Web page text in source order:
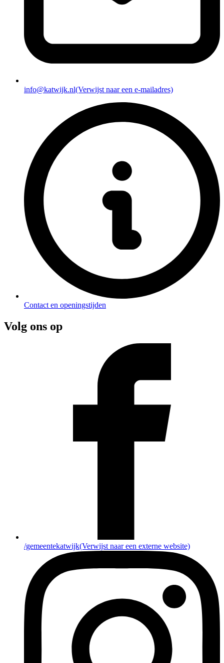
info@katwijk.nl(Verwijst naar een e-mailadres)
Contact en openingstijden
Volg ons op
/gemeentekatwijk(Verwijst naar een externe website)